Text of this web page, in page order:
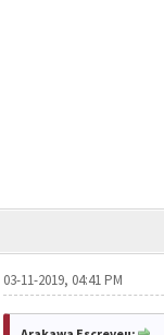
03-11-2019, 04:41 PM